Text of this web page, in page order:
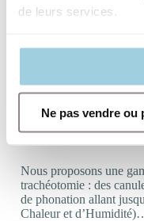
de leurs services.
Ne pas vendre
Nous proposons une
trachéotomie : des
de phonation allant
Chaleur et